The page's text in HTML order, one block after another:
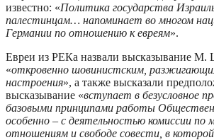
известно: «Политика государства
палестинцам… напоминает во многом
Германии по отношению к евреям».
Евреи из РЕКа назвали высказывание М.
«откровенно шовинистским,
настроения», а также высказали
высказывание «вступает в безусловное
базовыми принципами работы
особенно – с деятельностью комиссии
отношениям и свободе совести, в